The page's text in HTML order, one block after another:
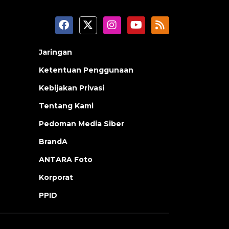
Jaringan
Ketentuan Penggunaan
Kebijakan Privasi
Tentang Kami
Pedoman Media Siber
BrandA
ANTARA Foto
Korporat
PPID